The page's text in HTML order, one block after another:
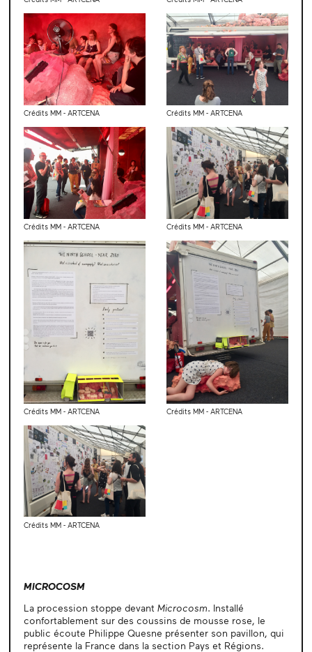
Crédits MM - ARTCENA Crédits MM - ARTCENA
Crédits MM - ARTCENA Crédits MM - ARTCENA
Crédits MM - ARTCENA Crédits MM - ARTCENA
Crédits MM - ARTCENA
MICROCOSM
La procession stoppe devant Microcosm. Installé
confortablement sur des coussins de mousse rose, le
public écoute Philippe Quesne présenter son pavillon, qui
représente la France dans la section Pays et Régions.